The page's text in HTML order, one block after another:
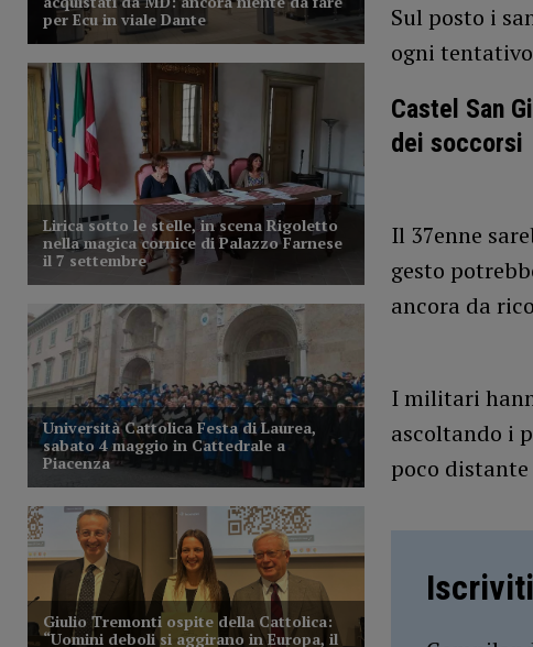
Sul posto i
ogni
Castel San
dei soccorsi
Il 37enne
gesto
ancora da
I militari
ascoltando i
poco